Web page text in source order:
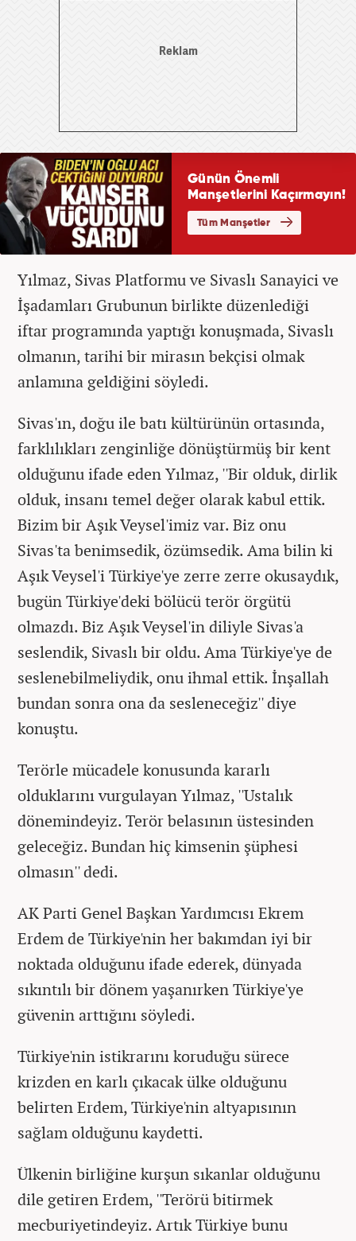
Yılmaz, Sivas Platformu ve Sivaslı Sanayici ve
İşadamları Grubunun birlikte düzenlediği
iftar programında yaptığı konuşmada, Sivaslı
olmanın, tarihi bir mirasın bekçisi olmak
anlamına geldiğini söyledi.
Sivas'ın, doğu ile batı kültürünün ortasında,
farklılıkları zenginliğe dönüştürmüş bir kent
olduğunu ifade eden Yılmaz, ''Bir olduk, dirlik
olduk, insanı temel değer olarak kabul ettik.
Bizim bir Aşık Veysel'imiz var. Biz onu
Sivas'ta benimsedik, özümsedik. Ama bilin ki
Aşık Veysel'i Türkiye'ye zerre zerre okusaydık,
bugün Türkiye'deki bölücü terör örgütü
olmazdı. Biz Aşık Veysel'in diliyle Sivas'a
seslendik, Sivaslı bir oldu. Ama Türkiye'ye de
seslenebilmeliydik, onu ihmal ettik. İnşallah
bundan sonra ona da sesleneceğiz'' diye
konuştu.
Terörle mücadele konusunda kararlı
olduklarını vurgulayan Yılmaz, ''Ustalık
dönemindeyiz. Terör belasının üstesinden
geleceğiz. Bundan hiç kimsenin şüphesi
olmasın'' dedi.
AK Parti Genel Başkan Yardımcısı Ekrem
Erdem de Türkiye'nin her bakımdan iyi bir
noktada olduğunu ifade ederek, dünyada
sıkıntılı bir dönem yaşanırken Türkiye'ye
güvenin arttığını söyledi.
Türkiye'nin istikrarını koruduğu sürece
krizden en karlı çıkacak ülke olduğunu
belirten Erdem, Türkiye'nin altyapısının
sağlam olduğunu kaydetti.
Ülkenin birliğine kurşun sıkanlar olduğunu
dile getiren Erdem, ''Terörü bitirmek
mecburiyetindeyiz. Artık Türkiye bunu